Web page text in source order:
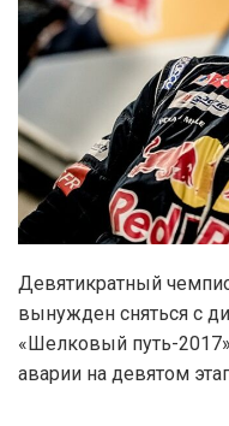
Девятикратный
вынужден сняться с
«Шелковый путь-
аварии на девятом